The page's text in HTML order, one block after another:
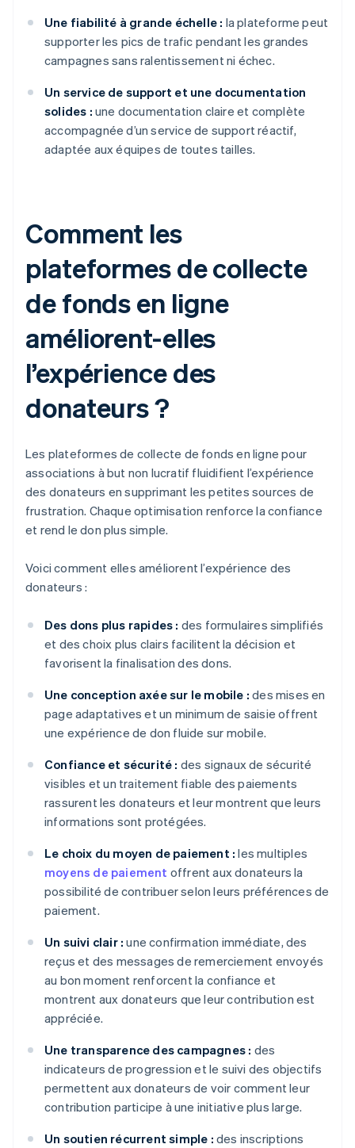
Une fiabilité à grande échelle : la plateforme peut
supporter les pics de trafic pendant les grandes
campagnes sans ralentissement ni échec.
Un service de support et une documentation
solides : une documentation claire et complète
accompagnée d’un service de support réactif,
adaptée aux équipes de toutes tailles.
Comment les
plateformes de collecte
de fonds en ligne
améliorent-elles
l’expérience des
donateurs ?
Les plateformes de collecte de fonds en ligne pour
associations à but non lucratif fluidifient l’expérience
des donateurs en supprimant les petites sources de
frustration. Chaque optimisation renforce la confiance
et rend le don plus simple.
Voici comment elles améliorent l’expérience des
donateurs :
Des dons plus rapides : des formulaires simplifiés
et des choix plus clairs facilitent la décision et
favorisent la finalisation des dons.
Une conception axée sur le mobile : des mises en
page adaptatives et un minimum de saisie offrent
une expérience de don fluide sur mobile.
Confiance et sécurité : des signaux de sécurité
visibles et un traitement fiable des paiements
rassurent les donateurs et leur montrent que leurs
informations sont protégées.
Le choix du moyen de paiement : les multiples
moyens de paiement offrent aux donateurs la
possibilité de contribuer selon leurs préférences de
paiement.
Un suivi clair : une confirmation immédiate, des
reçus et des messages de remerciement envoyés
au bon moment renforcent la confiance et
montrent aux donateurs que leur contribution est
appréciée.
Une transparence des campagnes : des
indicateurs de progression et le suivi des objectifs
permettent aux donateurs de voir comment leur
contribution participe à une initiative plus large.
Un soutien récurrent simple : des inscriptions